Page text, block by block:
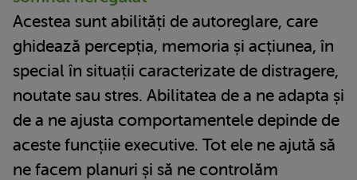
Acestea sunt abilități de autoreglare, care
ghidează percepția, memoria și acțiunea, în
special în situații caracterizate de distragere,
noutate sau stres. Abilitatea de a ne adapta și
de a ne ajusta comportamentele depinde de
aceste funcțiie executive. Tot ele ne ajută să
ne facem planuri și să ne controlăm